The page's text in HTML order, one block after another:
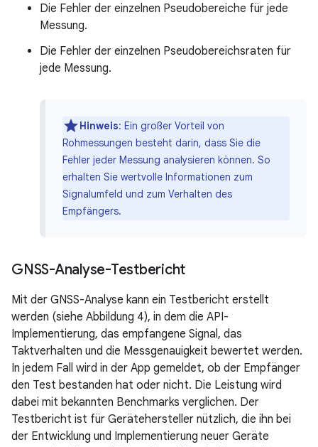
Die Fehler der einzelnen Pseudobereiche für jede
Messung.
Die Fehler der einzelnen Pseudobereichsraten für
jede Messung.
Hinweis: Ein großer Vorteil von
Rohmessungen besteht darin, dass Sie die
Fehler jeder Messung analysieren können. So
erhalten Sie wertvolle Informationen zum
Signalumfeld und zum Verhalten des
Empfängers.
GNSS-Analyse-Testbericht
Mit der GNSS-Analyse kann ein Testbericht erstellt
werden (siehe Abbildung 4), in dem die API-
Implementierung, das empfangene Signal, das
Taktverhalten und die Messgenauigkeit bewertet werden.
In jedem Fall wird in der App gemeldet, ob der Empfänger
den Test bestanden hat oder nicht. Die Leistung wird
dabei mit bekannten Benchmarks verglichen. Der
Testbericht ist für Gerätehersteller nützlich, die ihn bei
der Entwicklung und Implementierung neuer Geräte